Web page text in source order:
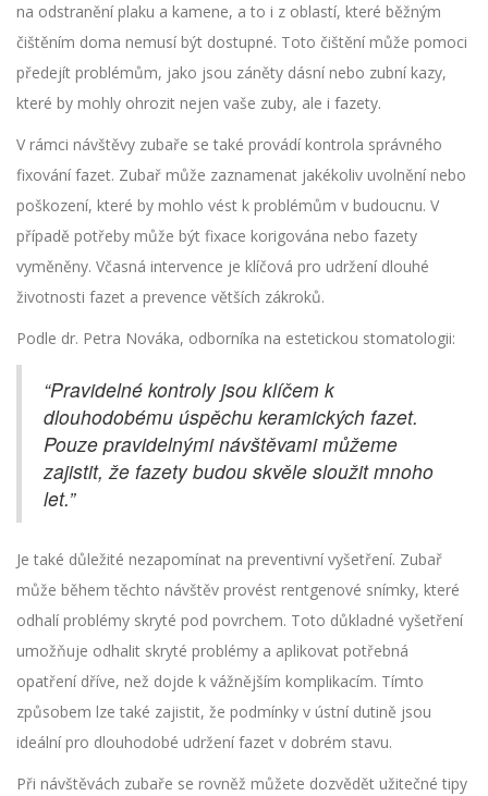
na odstranění plaku a kamene, a to i z oblastí, které běžným
čištěním doma nemusí být dostupné. Toto čištění může pomoci
předejít problémům, jako jsou záněty dásní nebo zubní kazy,
které by mohly ohrozit nejen vaše zuby, ale i fazety.
V rámci návštěvy zubaře se také provádí kontrola správného
fixování fazet. Zubař může zaznamenat jakékoliv uvolnění nebo
poškození, které by mohlo vést k problémům v budoucnu. V
případě potřeby může být fixace korigována nebo fazety
vyměněny. Včasná intervence je klíčová pro udržení dlouhé
životnosti fazet a prevence větších zákroků.
Podle dr. Petra Nováka, odborníka na estetickou stomatologii:
“Pravidelné kontroly jsou klíčem k
dlouhodobému úspěchu keramických fazet.
Pouze pravidelnými návštěvami můžeme
zajistit, že fazety budou skvěle sloužit mnoho
let.”
Je také důležité nezapomínat na preventivní vyšetření. Zubař
může během těchto návštěv provést rentgenové snímky, které
odhalí problémy skryté pod povrchem. Toto důkladné vyšetření
umožňuje odhalit skryté problémy a aplikovat potřebná
opatření dříve, než dojde k vážnějším komplikacím. Tímto
způsobem lze také zajistit, že podmínky v ústní dutině jsou
ideální pro dlouhodobé udržení fazet v dobrém stavu.
Při návštěvách zubaře se rovněž můžete dozvědět užitečné tipy